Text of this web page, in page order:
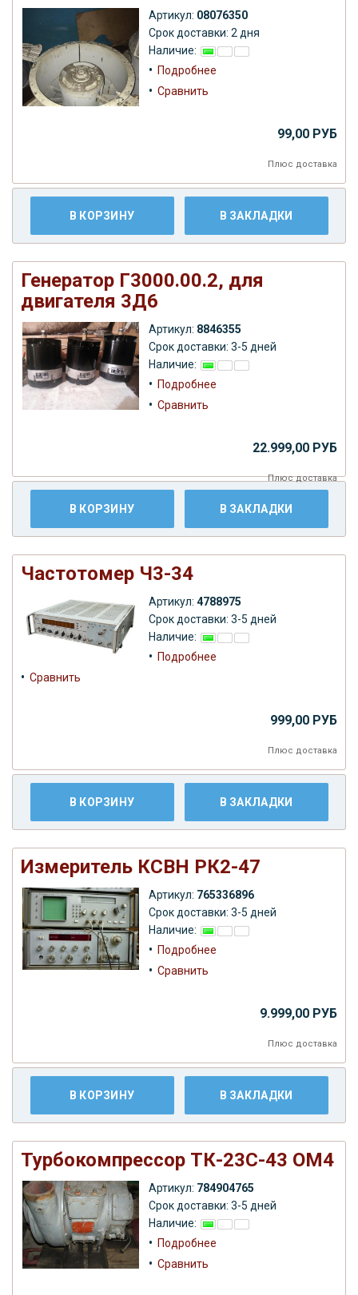
Артикул: 08076350
Срок доставки: 2 дня
Наличие:
• Подробнее
• Сравнить
99,00 РУБ
Плюс доставка
В КОРЗИНУ В ЗАКЛАДКИ
Генератор Г3000.00.2, для
двигателя 3Д6
Артикул: 8846355
Срок доставки: 3-5 дней
Наличие:
• Подробнее
• Сравнить
22.999,00 РУБ
Плюсдоставка
В КОРЗИНУ В ЗАКЛАДКИ
Частотомер Ч3-34
Артикул: 4788975
Срок доставки: 3-5 дней
Наличие:
• Подробнее
• Сравнить
999,00 РУБ
Плюс доставка
В КОРЗИНУ В ЗАКЛАДКИ
Измеритель КСВН РК2-47
Артикул: 765336896
Срок доставки: 3-5 дней
Наличие:
• Подробнее
• Сравнить
9.999,00 РУБ
Плюс доставка
В КОРЗИНУ В ЗАКЛАДКИ
Турбокомпрессор ТК-23С-43 ОМ4
Артикул: 784904765
Срок доставки: 3-5 дней
Наличие:
• Подробнее
• Сравнить